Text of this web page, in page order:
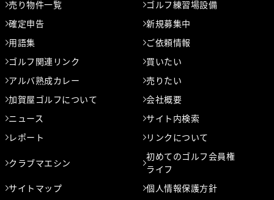
売り物件一覧
ゴルフ練習場設備
確定申告
新規募集中
用語集
ご依頼情報
ゴルフ関連リンク
買いたい
アルバ熟成カレー
売りたい
加賀屋ゴルフについて
会社概要
ニュース
サイト内検索
レポート
リンクについて
クラブマエシン
初めてのゴルフ会員権
ライフ
サイトマップ
個人情報保護方針